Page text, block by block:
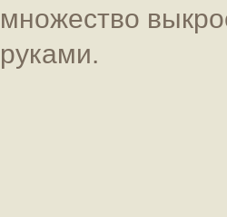
множество
руками.